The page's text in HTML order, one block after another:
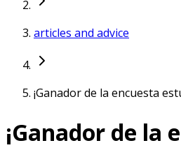
articles and advice
¡Ganador de la encuesta
¡Ganador de la